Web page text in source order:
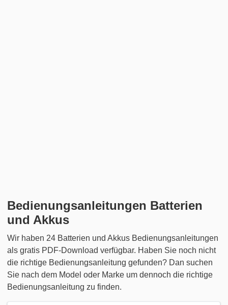
Bedienungsanleitungen Batterien
und Akkus
Wir haben 24 Batterien und Akkus Bedienungsanleitungen
als gratis PDF-Download verfügbar. Haben Sie noch nicht
die richtige Bedienungsanleitung gefunden? Dan suchen
Sie nach dem Model oder Marke um dennoch die richtige
Bedienungsanleitung zu finden.